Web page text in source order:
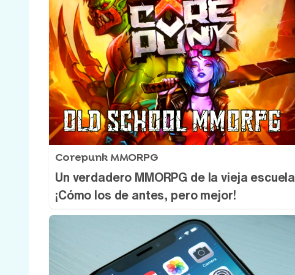
Corepunk MMORPG
Un verdadero MMORPG de la vieja escuela
¡Cómo los de antes, pero mejor!